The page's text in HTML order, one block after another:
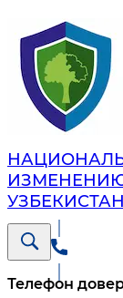
УЗБЕКИСТАН
Телефон